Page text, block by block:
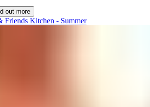
out more